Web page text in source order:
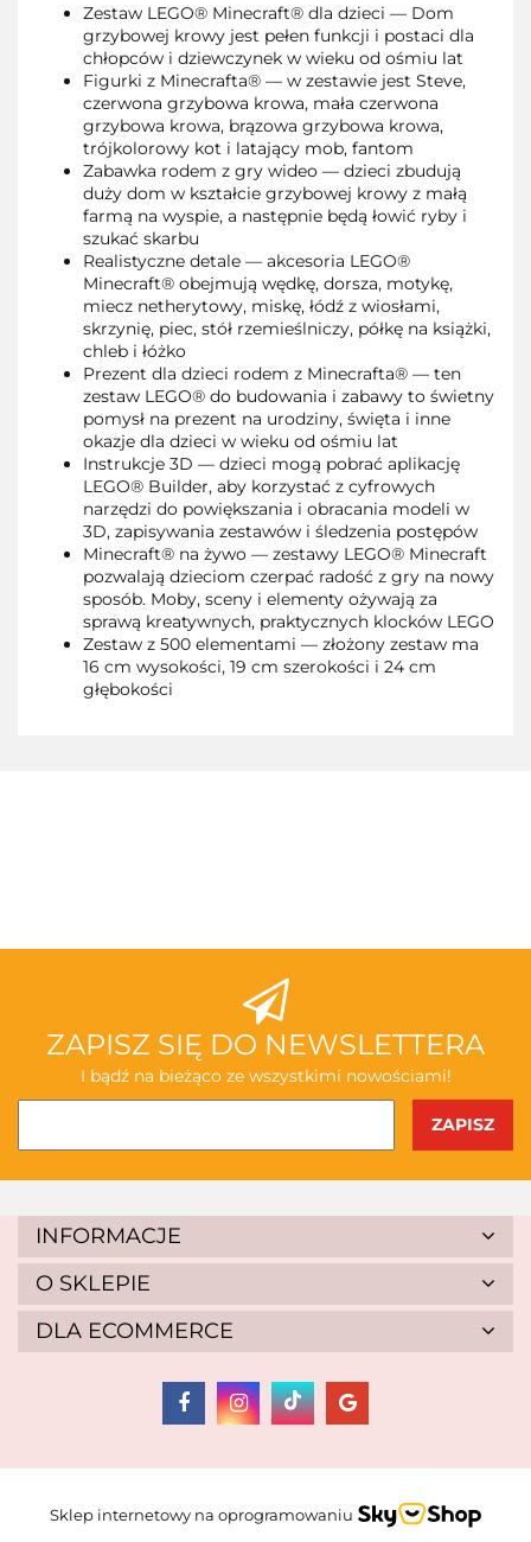
Zestaw LEGO® Minecraft® dla dzieci — Dom
grzybowej krowy jest pełen funkcji i postaci dla
chłopców i dziewczynek w wieku od ośmiu lat
Figurki z Minecrafta® — w zestawie jest Steve,
czerwona grzybowa krowa, mała czerwona
grzybowa krowa, brązowa grzybowa krowa,
trójkolorowy kot i latający mob, fantom
Zabawka rodem z gry wideo — dzieci zbudują
duży dom w kształcie grzybowej krowy z małą
farmą na wyspie, a następnie będą łowić ryby i
szukać skarbu
Realistyczne detale — akcesoria LEGO®
Minecraft® obejmują wędkę, dorsza, motykę,
miecz netherytowy, miskę, łódź z wiosłami,
skrzynię, piec, stół rzemieślniczy, półkę na książki,
chleb i łóżko
Prezent dla dzieci rodem z Minecrafta® — ten
zestaw LEGO® do budowania i zabawy to świetny
pomysł na prezent na urodziny, święta i inne
okazje dla dzieci w wieku od ośmiu lat
Instrukcje 3D — dzieci mogą pobrać aplikację
LEGO® Builder, aby korzystać z cyfrowych
narzędzi do powiększania i obracania modeli w
3D, zapisywania zestawów i śledzenia postępów
Minecraft® na żywo — zestawy LEGO® Minecraft
pozwalają dzieciom czerpać radość z gry na nowy
sposób. Moby, sceny i elementy ożywają za
sprawą kreatywnych, praktycznych klocków LEGO
Zestaw z 500 elementami — złożony zestaw ma
16 cm wysokości, 19 cm szerokości i 24 cm
głębokości
ABAKUS
AKSJOMAT
ALBIS
ZAPISZ SIĘ DO NEWSLETTERA
I bądź na bieżąco ze wszystkimi nowościami!
INFORMACJE
O SKLEPIE
DLA ECOMMERCE
Sklep internetowy na oprogramowaniu